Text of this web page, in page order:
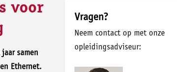
voor
samen
Ethernet.
Vragen?
Neem contact op met onze
opleidingsadviseur: